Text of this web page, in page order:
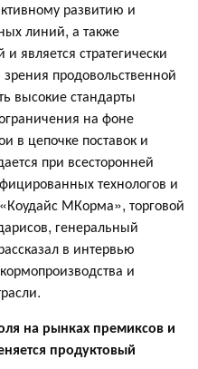
развитию и
линий, а также
является стратегически
продовольственной
высокие стандарты
на фоне
в цепочке поставок и
при всесторонней
технологов и
МКорма», торговой
генеральный
в интервью
и
на рынках премиксов и
продуктовый